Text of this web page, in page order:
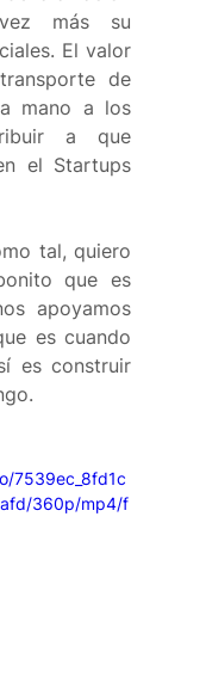
más su
El valor
de
mano a los
a que
el Startups
tal, quiero
que es
apoyamos
es cuando
es construir
7539ec_8fd1c
360p/mp4/f